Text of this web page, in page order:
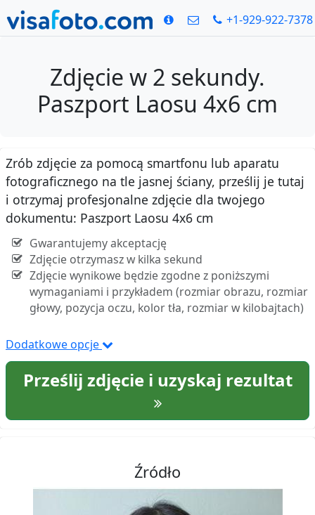
+1-929-922-7378
Zdjęcie w 2 sekundy.
Paszport Laosu 4x6 cm
Zrób zdjęcie za pomocą smartfonu lub aparatu
fotograficznego na tle jasnej ściany, prześlij je tutaj
i otrzymaj profesjonalne zdjęcie dla twojego
dokumentu: Paszport Laosu 4x6 cm
Gwarantujemy akceptację
Zdjęcie otrzymasz w kilka sekund
Zdjęcie wynikowe będzie zgodne z poniższymi
wymaganiami i przykładem (rozmiar obrazu, rozmiar
głowy, pozycja oczu, kolor tła, rozmiar w kilobajtach)
Dodatkowe opcje
Prześlij zdjęcie i uzyskaj rezultat
Źródło